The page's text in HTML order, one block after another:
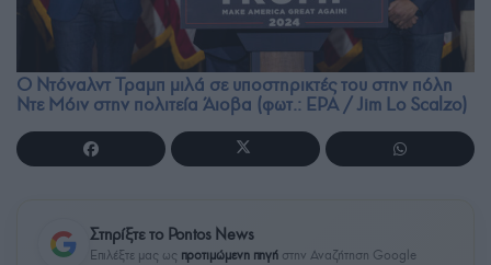
Ο Ντόναλντ Τραμπ μιλά σε υποστηρικτές του στην πόλη
Ντε Μόιν στην πολιτεία Άιοβα (φωτ.: EPA / Jim Lo Scalzo)
Στηρίξτε το Pontos News
Επιλέξτε μας ως προτιμώμενη πηγή στην Αναζήτηση Google